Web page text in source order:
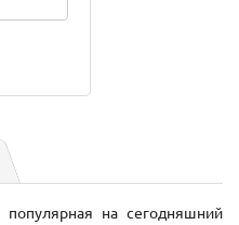
на сегодняшний